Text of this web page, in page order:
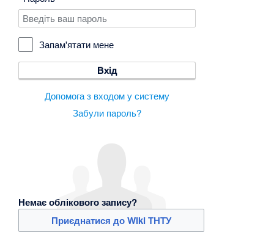
Запам'ятати мене
Вхід
Допомога з входом у систему
Забули пароль?
Немає облікового запису?
Приєднатися до Wiki ТНТУ